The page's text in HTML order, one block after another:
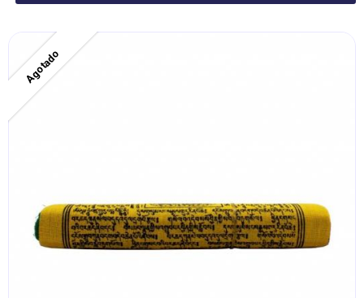
Agotado